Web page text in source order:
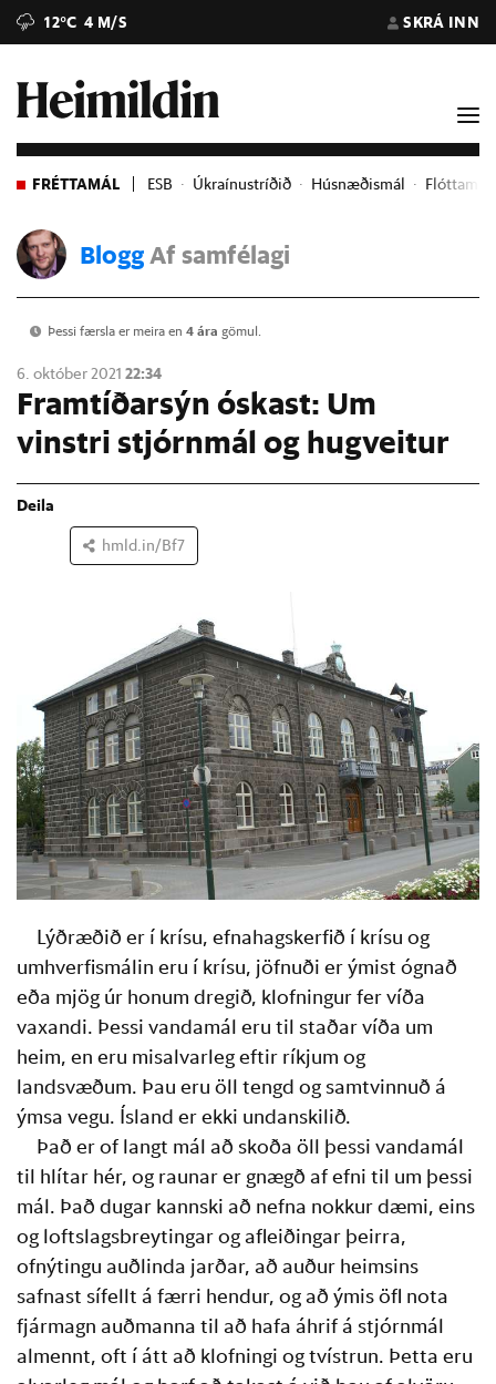
12°C 4 M/S SKRÁ INN
FRÉTTAMÁL ESB Úkraínustríðið Húsnæðismál
Blogg Af samfélagi
Þessi færsla er meira en 4 ára gömul.
6. október 2021 22:34
Framtíðarsýn óskast: Um
vinstri stjórnmál og hugveitur
Deila
hmld.in/Bf7
Lýðræðið er í krísu, efnahagskerfið í krísu og
umhverfismálin eru í krísu, jöfnuði er ýmist ógnað
eða mjög úr honum dregið, klofningur fer víða
vaxandi. Þessi vandamál eru til staðar víða um
heim, en eru misalvarleg eftir ríkjum og
landsvæðum. Þau eru öll tengd og samtvinnuð á
ýmsa vegu. Ísland er ekki undanskilið.
Það er of langt mál að skoða öll þessi vandamál
til hlítar hér, og raunar er gnægð af efni til um þessi
mál. Það dugar kannski að nefna nokkur dæmi, eins
og loftslagsbreytingar og afleiðingar þeirra,
ofnýtingu auðlinda jarðar, að auður heimsins
safnast sífellt á færri hendur, og að ýmis öfl nota
fjármagn auðmanna til að hafa áhrif á stjórnmál
almennt, oft í átt að klofningi og tvístrun. Þetta eru